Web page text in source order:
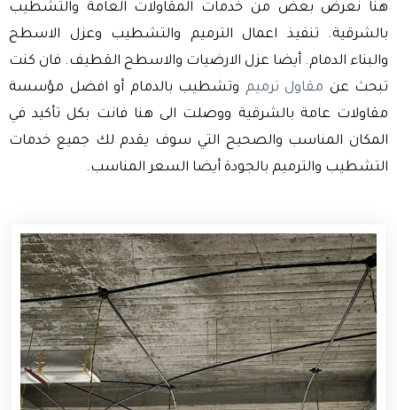
هنا نعرض بعض من خدمات المقاولات العامة والتشطيب
بالشرقية. تنفيذ اعمال الترميم والتشطيب وعزل الاسطح
والبناء الدمام. أيضا عزل الارضيات والاسطح القطيف. فان كنت
تبحث عن مقاول ترميم وتشطيب بالدمام أو افضل مؤسسة
مقاولات عامة بالشرقية ووصلت الى هنا فانت بكل تأكيد في
المكان المناسب والصحيح التي سوف يقدم لك جميع خدمات
التشطيب والترميم بالجودة أيضا السعر المناسب.